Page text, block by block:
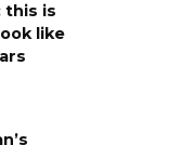
this is
like